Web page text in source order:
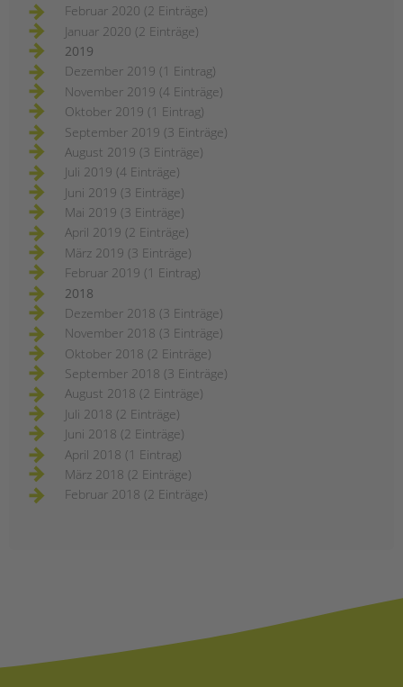
Februar 2020 (2 Einträge)
Januar 2020 (2 Einträge)
2019
Dezember 2019 (1 Eintrag)
November 2019 (4 Einträge)
Oktober 2019 (1 Eintrag)
September 2019 (3 Einträge)
August 2019 (3 Einträge)
Juli 2019 (4 Einträge)
Juni 2019 (3 Einträge)
Mai 2019 (3 Einträge)
April 2019 (2 Einträge)
März 2019 (3 Einträge)
Februar 2019 (1 Eintrag)
2018
Dezember 2018 (3 Einträge)
November 2018 (3 Einträge)
Oktober 2018 (2 Einträge)
September 2018 (3 Einträge)
August 2018 (2 Einträge)
Juli 2018 (2 Einträge)
Juni 2018 (2 Einträge)
April 2018 (1 Eintrag)
März 2018 (2 Einträge)
Februar 2018 (2 Einträge)